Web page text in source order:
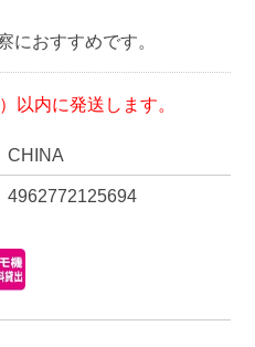
におすすめです。
以内に発送します。
CHINA
4962772125694